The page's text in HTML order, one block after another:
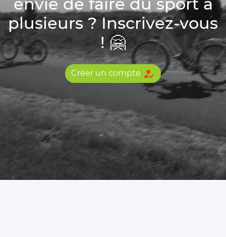
plusieurs ? Inscrivez-vous
! 🤗
Créer un compte how_to_reg